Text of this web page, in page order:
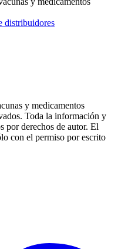
distribuidores
y medicamentos
Toda la información y
por derechos de autor. El
con el permiso por escrito